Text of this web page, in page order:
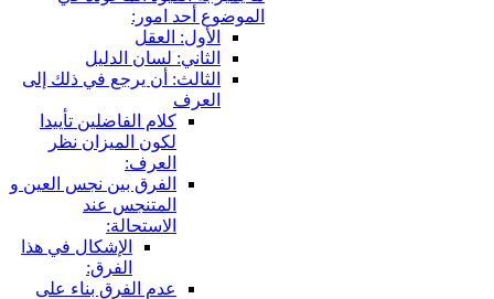
الموضوع أحد امور:
الأول: العقل
الثاني: لسان الدليل
الثالث: أن يرجع في ذلك إلى
العرف
كلام الفاضلين تأييدا
لكون الميزان نظر
العرف:
الفرق بين نجس العين و
المتنجس عند
الاستحالة:
الإشكال في هذا
الفرق:
عدم الفرق بناء على